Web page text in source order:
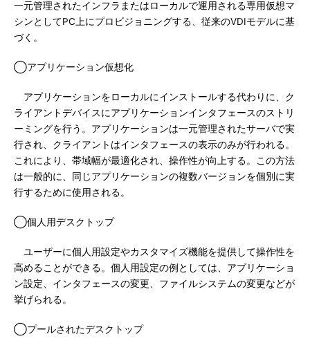
一元管理されたインフラまたはローカルで運用される専用仮想マ
シンとしてPC上にプロビジョニングする、従来のVDIモデルに基
づく。
◯アプリケーション仮想化
アプリケーションをローカルにインストールする代わりに、ク
ライアントデバイスにアプリケーションインタフェースのストリ
ーミングを行う。アプリケーションは一元管理されたサーバで実
行され、クライアントはインタフェースの表示のみが行われる。
これにより、帯域幅が最適化され、操作性が向上する。この方法
は一般的に、同じアプリケーションの複数バージョンを個別に実
行するために使用される。
◯個人用デスクトップ
ユーザーに個人用設定やカスタマイズ機能を提供して操作性を
高めることができる。個人用設定の例としては、アプリケーショ
ン設定、インタフェースの変更、ファイルシステムの変更などが
挙げられる。
◯プールされたデスクトップ